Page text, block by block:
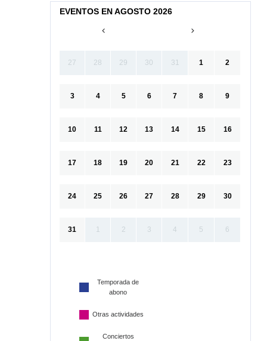
EVENTOS EN AGOSTO 2026
27 28 29 30 31 1 2
3 4 5 6 7 8 9
10 11 12 13 14 15 16
17 18 19 20 21 22 23
24 25 26 27 28 29 30
31 1 2 3 4 5 6
Temporada de
abono
Otras actividades
Conciertos